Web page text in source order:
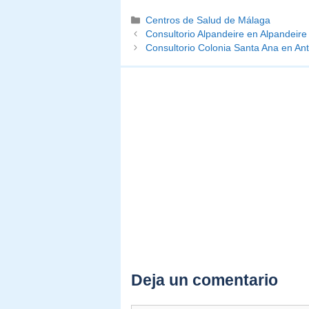
Categorías
Centros de Salud de Málaga
Consultorio Alpandeire en Alpandeire
Consultorio Colonia Santa Ana en
Deja un comentario